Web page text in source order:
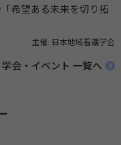
希望ある未来を切り拓
主催: 日本地域看護学会
学会・イベント 一覧へ